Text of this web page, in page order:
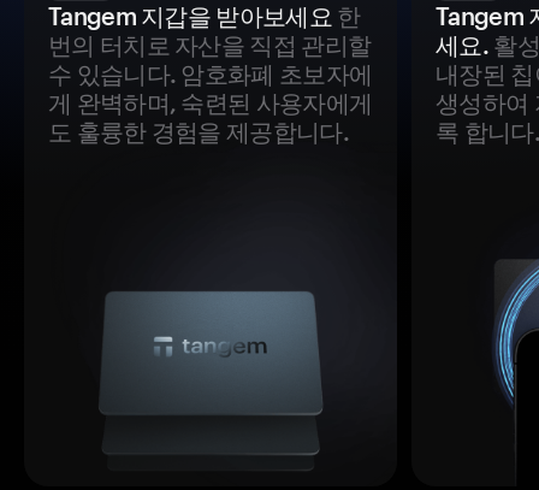
Tangem 지갑을 받아보세요 한
번의 터치로 자산을 직접 관리할
수 있습니다. 암호화폐 초보자에
게 완벽하며, 숙련된 사용자에게
도 훌륭한 경험을 제공합니다.
Tangem
세요.활
내장된
생성하여
록 합니다.